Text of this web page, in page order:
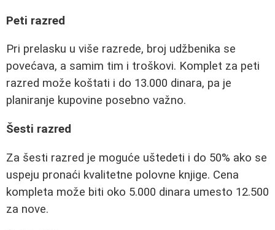
Peti razred
Pri prelasku u više razrede, broj udžbenika se
povećava, a samim tim i troškovi. Komplet za peti
razred može koštati i do 13.000 dinara, pa je
planiranje kupovine posebno važno.
Šesti razred
Za šesti razred je moguće uštedeti i do 50% ako se
uspeju pronaći kvalitetne polovne knjige. Cena
kompleta može biti oko 5.000 dinara umesto 12.500
za nove.